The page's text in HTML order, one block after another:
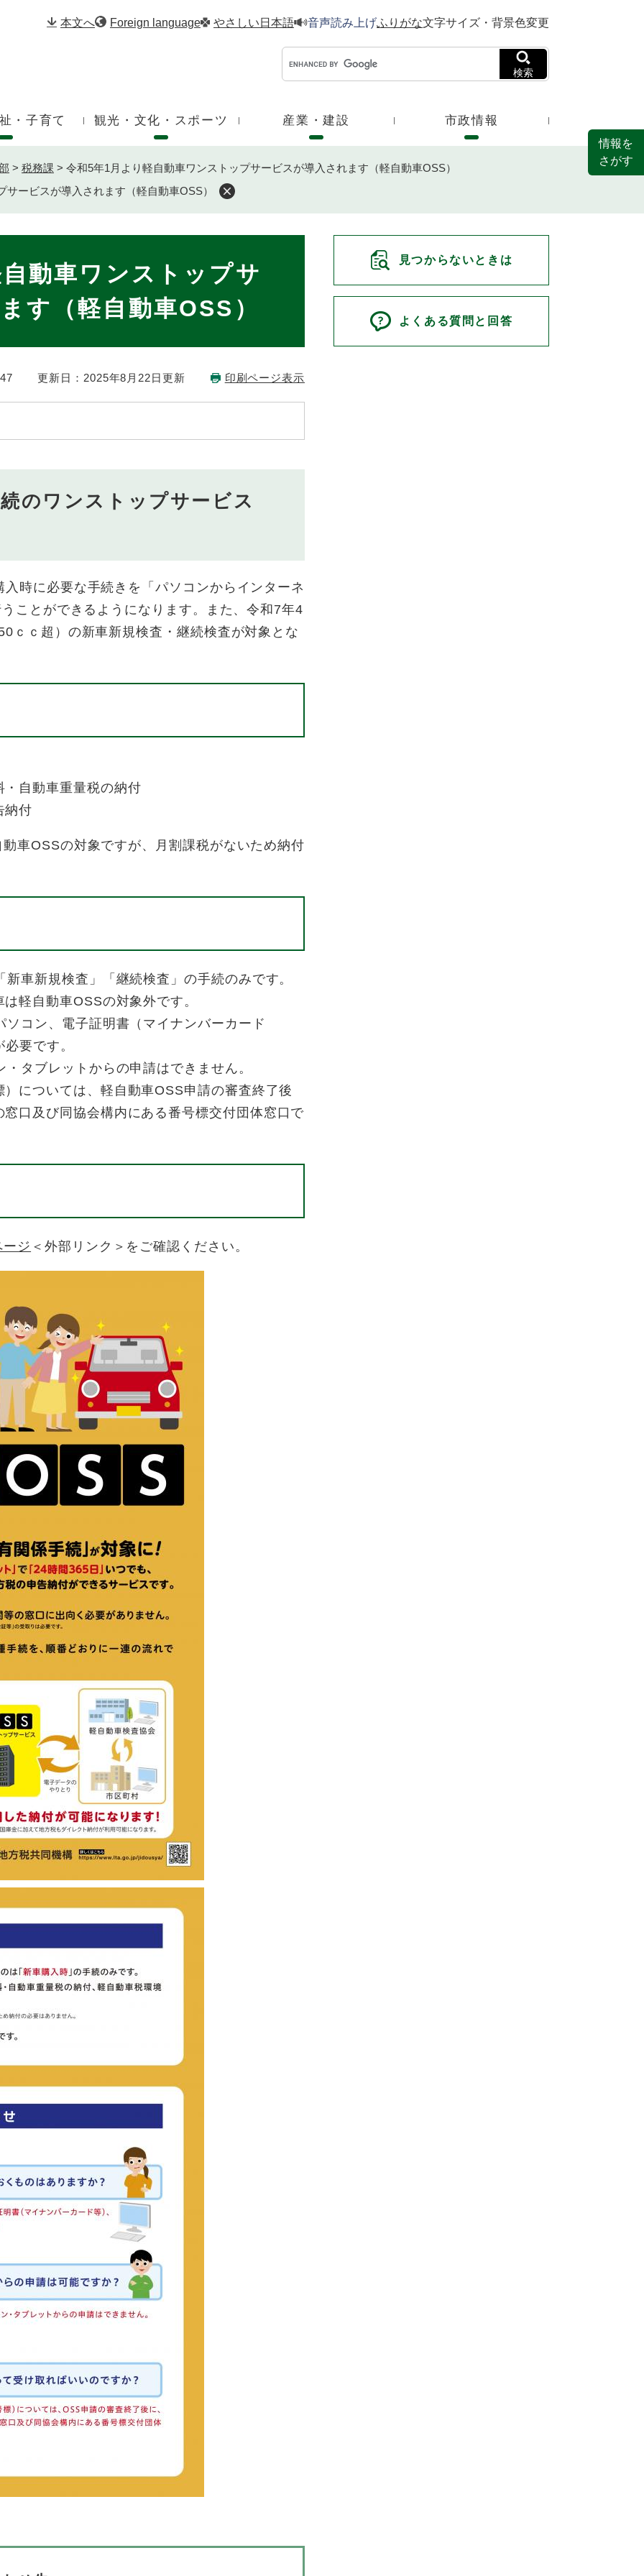
本文へ Foreign language やさしい日本語 音声読み上げふりがな文字サイズ・背景色変更
検索
・子育て 観光・文化・スポーツ 産業・建設 市政情報
> 税務課 > 令和5年1月より軽自動車ワンストップサービスが導入されます（軽自動車OSS）
ービスが導入されます（軽自動車OSS）
動車ワンストップサ
す（軽自動車OSS）
更新日：2025年8月22日更新 印刷ページ表示
のワンストップサービス
時に必要な手続きを「パソコンからインターネ
ことができるようになります。また、令和7年4
ｃｃ超）の新車新規検査・継続検査が対象とな
自動車重量税の納付
納付
車OSSの対象ですが、月割課税がないため納付
車新規検査」「継続検査」の手続のみです。
軽自動車OSSの対象外です。
コン、電子証明書（マイナンバーカード
要です。
タブレットからの申請はできません。
については、軽自動車OSS申請の審査終了後
口及び同協会構内にある番号標交付団体窓口で
ジ ＜外部リンク＞ をご確認ください。
見つからないときは
よくある質問と回答
情報を
さがす